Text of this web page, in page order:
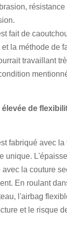
fait de
la méthode de
travaillant
de
fabriqué avec
unique.
la couture
En roulant
l'airbag
et le risque